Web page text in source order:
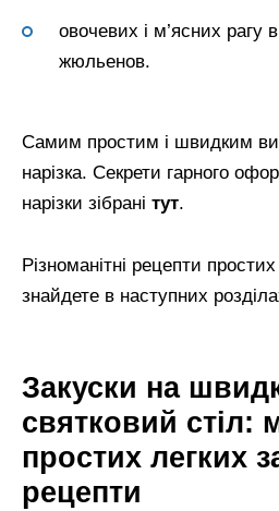
овочевих і м’ясних рагу
жюльенов.
Самим простим і швидким
нарізка. Секрети гарного
нарізки зібрані тут.
Різноманітні рецепти
знайдете в наступних
Закуски на
святковий стіл:
простих легких
рецепти